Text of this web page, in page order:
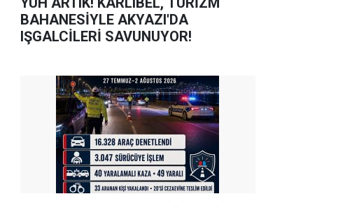
BAHANESİYLE AKYAZI'DA
IŞGALCİLERİ SAVUNUYOR!